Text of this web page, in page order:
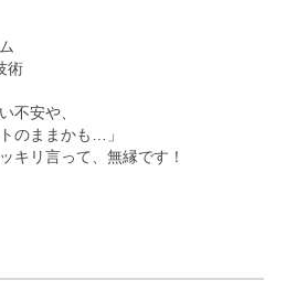
術
不安や、
のままかも…」
キリ言って、無縁です！